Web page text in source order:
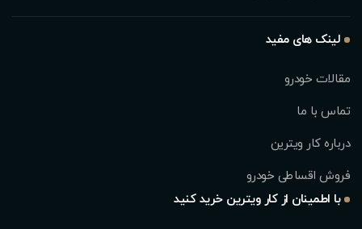
لینک های مفید
مقالات خودرو
تماس با ما
درباره کار ویترین
فروش اقساطی خودرو
با اطمینان از کار ویترین خرید کنید